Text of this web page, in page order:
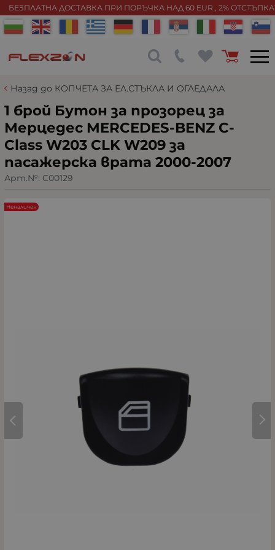
БЕЗПЛАТНА ДОСТАВКА ПРИ ПОРЪЧКА НАД 60 EUR , 2%
Назад до КОПЧЕТА ЗА ЕЛ.СТЪКЛА И ОГЛЕДАЛА
1 брой Бутон за прозорец за
Мерцедес MERCEDES-BENZ C-
Class W203 CLK W209 за
пасажерска врата 2000-2007
Арт.№: C00129
Неналичен